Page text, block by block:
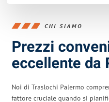
CHI SIAMO
Prezzi
eccellente da
Noi di Traslochi Palermo
fattore cruciale quando si